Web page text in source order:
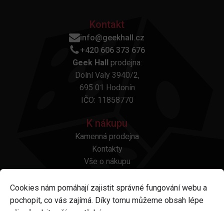
Kontakt
info@geekhall.cz
+420 606 373 676
Geek Hall prodejna:
Dolní Valy 3940/2,
695 01 Hodonín
IČO: 11858770
K nákupu
Kamenná prodejna
Kontakty
Vše o nákupu
Platba a doprava
Reklamace a vrácení
Cookies nám pomáhají zajistit správné fungování webu a
pochopit, co vás zajímá. Díky tomu můžeme obsah lépe